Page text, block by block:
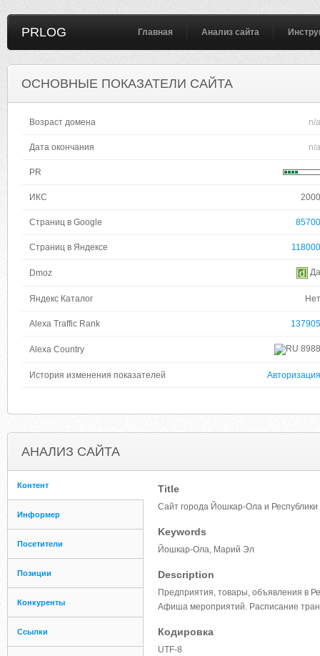
PRLOG Главная Анализ сайта
ОСНОВНЫЕ ПОКАЗАТЕЛИ САЙТА
Возраст домена n/a
Дата окончания n/a
PR
ИКС 2000
Страниц в Google 85700
Страниц в Яндексе 118000
Dmoz Да
Яндекс Каталог Нет
Alexa Traffic Rank 137905
Alexa Country 8988
История изменения показателей Авторизация
АНАЛИЗ САЙТА
Контент
Информер
Посетители
Позиции
Конкуренты
Ссылки
Title
Сайт города Йошкар-Ола и
Keywords
Йошкар-Ола, Марий Эл
Description
Предприятия, товары, объявления в
Афиша мероприятий. Расписание
Кодировка
UTF-8